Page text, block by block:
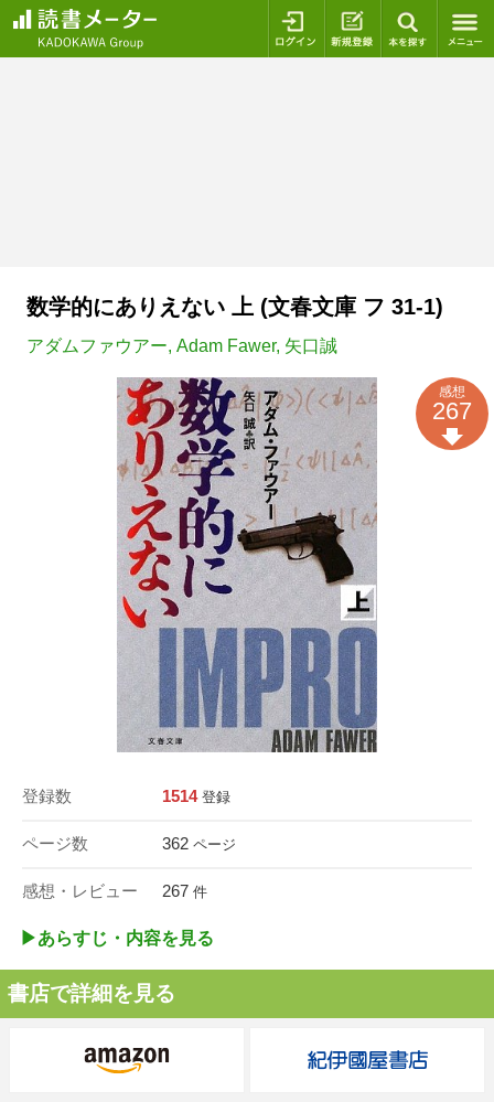
ログイン 新規登録
数学的にありえない 上 (文春文庫 フ 31-1)
アダムファウアー, Adam Fawer, 矢口誠
登録数 1514 登録
ページ数 362 ページ
感想・レビュー 267 件
感想
267
▶︎あらすじ・内容を見る
書店で詳細を見る